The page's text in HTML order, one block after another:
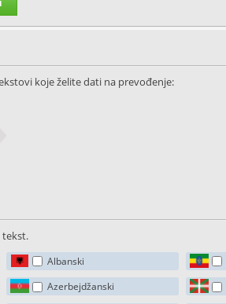
koje želite dati na prevođenje:
tekst.
Albanski
Azerbejdžanski